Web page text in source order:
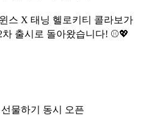
스 X 태닝 헬로키티 콜라보가
출시로 돌아왔습니다! ⚾💖
물하기 동시 오픈